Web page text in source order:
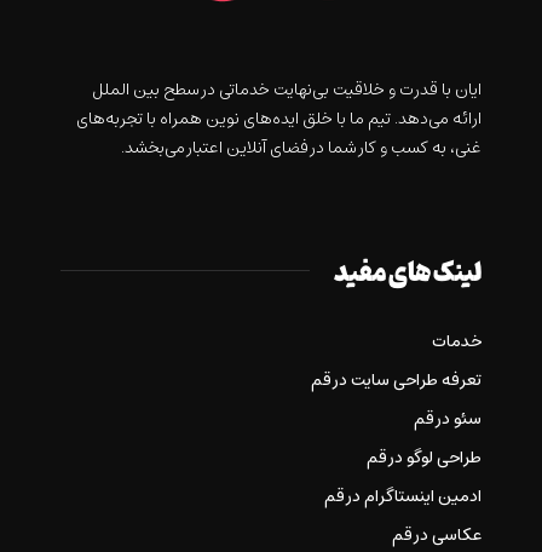
ايان با قدرت و خلاقيت بی‌نهایت خدماتی در سطح بین الملل
ارائه می‌دهد. تیم ما با خلق ایده‌های نوین همراه با تجربه‌های
غنی، به کسب و کار شما در فضای آنلاین اعتبار می‌بخشد.
لینک های مفید
خدمات
تعرفه طراحی سایت در قم
سئو در قم
طراحی لوگو در قم
ادمین اینستاگرام در قم
عکاسی در قم